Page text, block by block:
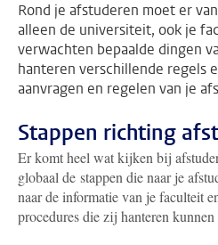
Rond je afstuderen moet er
alleen de universiteit, ook je
verwachten bepaalde dingen
hanteren verschillende regels
aanvragen en regelen van je
Stappen richting
Er komt heel wat kijken bij
globaal de stappen die naar je
naar de informatie van je faculteit
procedures die zij hanteren